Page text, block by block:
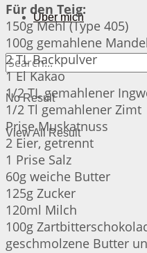
Über mich
No Result
View All Result
Für den Teig:
150g Mehl (Type 405)
100g gemahlene
2 TL Backpulver
1 El Kakao
1/2 TL gemahlener
1/2 Tl gemahlener Zimt
Prise Muskatnuss
2 Eier, getrennt
1 Prise Salz
60g weiche Butter
125g Zucker
120ml Milch
100g
geschmolzene Butter